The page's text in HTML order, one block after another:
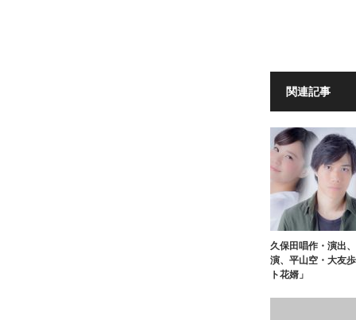
関連記事
久保田唱作・演出
演、平山空・大友
ト花婿」